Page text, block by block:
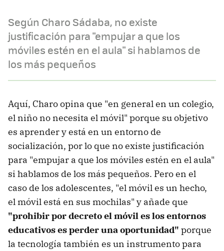
Según Charo Sádaba, no existe
justificación para "empujar a que los
móviles estén en el aula" si hablamos de
los más pequeños
Aquí, Charo opina que "en general en un colegio,
el niño no necesita el móvil" porque su objetivo
es aprender y está en un entorno de
socialización, por lo que no existe justificación
para "empujar a que los móviles estén en el aula"
si hablamos de los más pequeños. Pero en el
caso de los adolescentes, "el móvil es un hecho,
el móvil está en sus mochilas" y añade que
"prohibir por decreto el móvil es los entornos
educativos es perder una oportunidad" porque
la tecnología también es un instrumento para